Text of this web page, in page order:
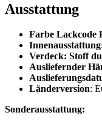
Ausstattung
Farbe Lackcode
Verdeck: Stoff
Ausliefernder
Länderversion:
Sonderausstattung: